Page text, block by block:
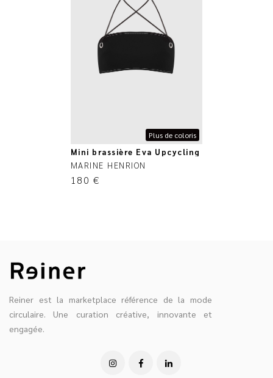
Plus de coloris
Mini brassière Eva Upcycling
MARINE HENRION
180 €
Reiner est la marketplace référence de la mode
circulaire. Une curation créative, innovante et
engagée.